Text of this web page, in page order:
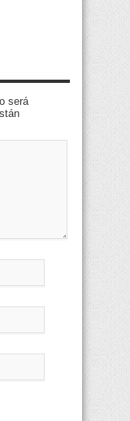
será